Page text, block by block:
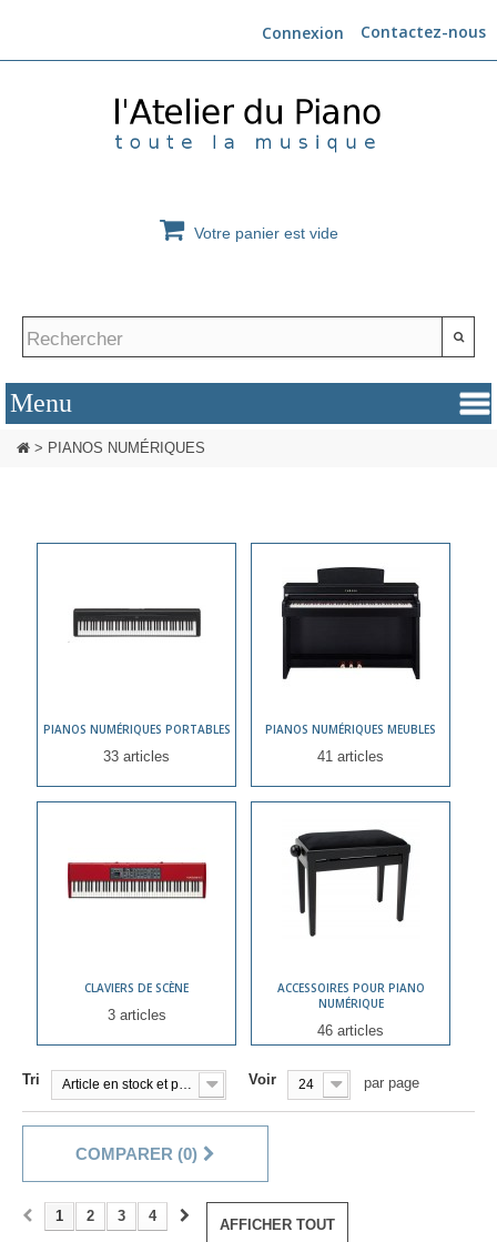
Contactez-nous
Connexion
Votre panier est vide
> PIANOS NUMÉRIQUES
PIANOS NUMÉRIQUES PORTABLES
33 articles
PIANOS NUMÉRIQUES MEUBLES
41 articles
CLAVIERS DE SCÈNE
3 articles
ACCESSOIRES POUR PIANO
NUMÉRIQUE
46 articles
Tri Voir 24 par page
COMPARER (0)
AFFICHER TOUT
1 2 3 4